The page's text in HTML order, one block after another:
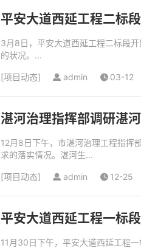
平安大道西延工程二标
3月8日，平安大道西延工程二标段
的状况。...
[项目动态] admin 03-12
湛河治理指挥部调研湛
12月8日下午，市湛河治理工程指挥
求的落实情况。湛河生...
[项目动态] admin 12-25
平安大道西延工程一标
11月30日下午，平安大道西延工程